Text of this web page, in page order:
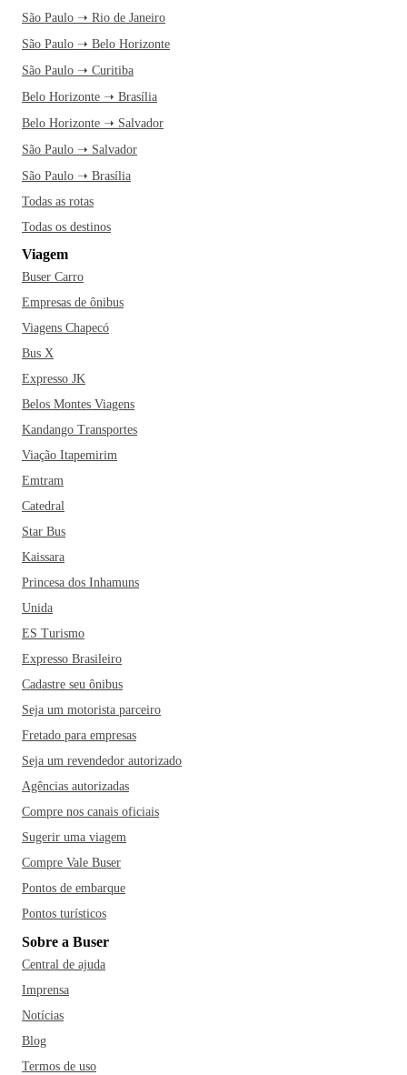
São Paulo ➝ Rio de Janeiro
São Paulo ➝ Belo Horizonte
São Paulo ➝ Curitiba
Belo Horizonte ➝ Brasília
Belo Horizonte ➝ Salvador
São Paulo ➝ Salvador
São Paulo ➝ Brasília
Todas as rotas
Todas os destinos
Viagem
Buser Carro
Empresas de ônibus
Viagens Chapecó
Bus X
Expresso JK
Belos Montes Viagens
Kandango Transportes
Viação Itapemirim
Emtram
Catedral
Star Bus
Kaissara
Princesa dos Inhamuns
Unida
ES Turismo
Expresso Brasileiro
Cadastre seu ônibus
Seja um motorista parceiro
Fretado para empresas
Seja um revendedor autorizado
Agências autorizadas
Compre nos canais oficiais
Sugerir uma viagem
Compre Vale Buser
Pontos de embarque
Pontos turísticos
Sobre a Buser
Central de ajuda
Imprensa
Notícias
Blog
Termos de uso